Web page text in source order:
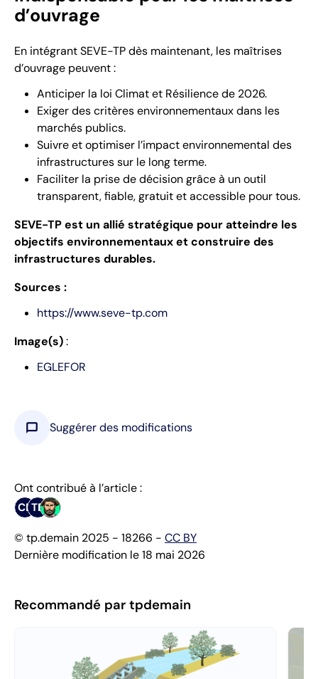
d’ouvrage
En intégrant SEVE-TP dès maintenant, les maîtrises
d’ouvrage peuvent :
Anticiper la loi Climat et Résilience de 2026.
Exiger des critères environnementaux dans les
marchés publics.
Suivre et optimiser l’impact environnemental des
infrastructures sur le long terme.
Faciliter la prise de décision grâce à un outil
transparent, fiable, gratuit et accessible pour tous.
SEVE-TP est un allié stratégique pour atteindre les
objectifs environnementaux et construire des
infrastructures durables.
Sources :
https://www.seve-tp.com
Image(s):
EGLEFOR
chat_bubble Suggérer des modifications
Ont contribué à l’article :
CBTB
© tp.demain 2025 - 18266 - CC BY
Dernière modification le 18 mai 2026
Recommandé par tpdemain